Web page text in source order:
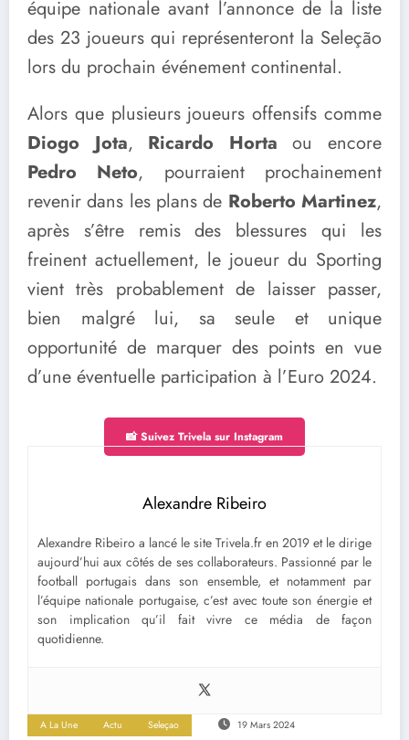
équipe nationale avant l’annonce de la liste
des 23 joueurs qui représenteront la Seleção
lors du prochain événement continental.
Alors que plusieurs joueurs offensifs comme
Diogo Jota, Ricardo Horta ou encore
Pedro Neto, pourraient prochainement
revenir dans les plans de Roberto Martinez,
après s’être remis des blessures qui les
freinent actuellement, le joueur du Sporting
vient très probablement de laisser passer,
bien malgré lui, sa seule et unique
opportunité de marquer des points en vue
d’une éventuelle participation à l’Euro 2024.
📸 Suivez Trivela sur Instagram
Alexandre Ribeiro
Alexandre Ribeiro a lancé le site Trivela.fr en 2019 et le dirige
aujourd’hui aux côtés de ses collaborateurs. Passionné par le
football portugais dans son ensemble, et notamment par
l’équipe nationale portugaise, c’est avec toute son énergie et
son implication qu’il fait vivre ce média de façon
quotidienne.
A La Une Actu Seleçao 19 Mars 2024